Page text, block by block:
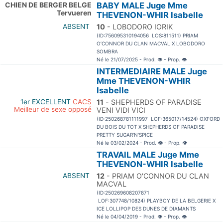
CHIEN DE BERGER BELGE
Tervueren
BABY MALE Juge Mme
THEVENON-WHIR Isabelle
ABSENT 10 - LOBODORO IORIK
(ID:756095310194056 LOS:811511) PRIAM
O’CONNOR DU CLAN MACVAL X LOBODORO
SOMBRA
Né le 21/07/2025 - Prod. 👁 - Prop. 👁
INTERMEDIAIRE MALE Juge
Mme THEVENON-WHIR
Isabelle
1er EXCELLENT CACS
Meilleur de sexe opposé
11 - SHEPHERDS OF PARADISE
VENI VIDI VICI
(ID:250268781111997 LOF:365017/14524) OXFORD
DU BOIS DU TOT X SHEPHERDS OF PARADISE
PRETTY SUGAR'N'SPICE
Né le 03/02/2024 - Prod. 👁 - Prop. 👁
TRAVAIL MALE Juge Mme
THEVENON-WHIR Isabelle
ABSENT 12 - PRIAM O'CONNOR DU CLAN
MACVAL
(ID:250269608207871
LOF:307748/10824) PLAYBOY DE LA BELGERIE X
ICE LOLLIPOP DES DUNES DE DIAMANTS
Né le 04/04/2019 - Prod. 👁 - Prop. 👁